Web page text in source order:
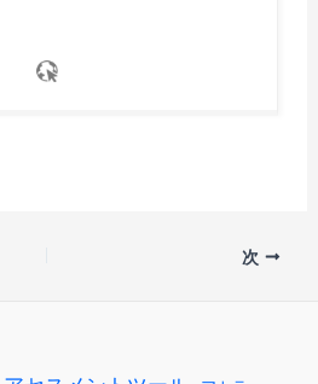
次